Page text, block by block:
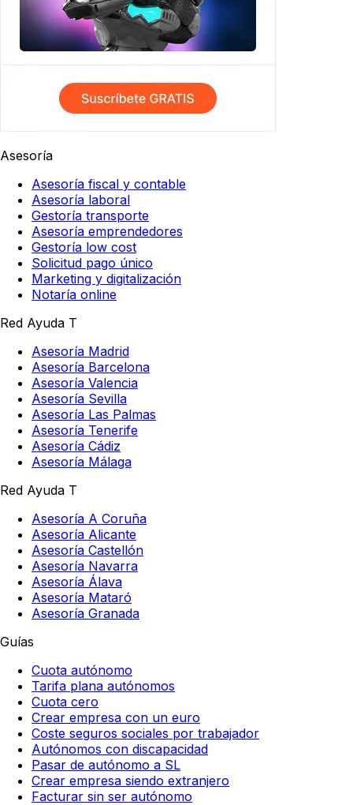
Asesoría
Asesoría fiscal y contable
Asesoría laboral
Gestoría transporte
Asesoría emprendedores
Gestoría low cost
Solicitud pago único
Marketing y digitalización
Notaría online
Red Ayuda T
Asesoría Madrid
Asesoría Barcelona
Asesoría Valencia
Asesoría Sevilla
Asesoría Las Palmas
Asesoría Tenerife
Asesoría Cádiz
Asesoría Málaga
Red Ayuda T
Asesoría A Coruña
Asesoría Alicante
Asesoría Castellón
Asesoría Navarra
Asesoría Álava
Asesoría Mataró
Asesoría Granada
Guías
Cuota autónomo
Tarifa plana autónomos
Cuota cero
Crear empresa con un euro
Coste seguros sociales por trabajador
Autónomos con discapacidad
Pasar de autónomo a SL
Crear empresa siendo extranjero
Facturar sin ser autónomo